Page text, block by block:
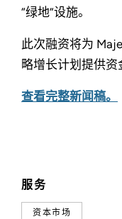
服务
资本市场
“绿地”设施。
此次融资将为
略增长计划提供资
查看完整新闻稿。